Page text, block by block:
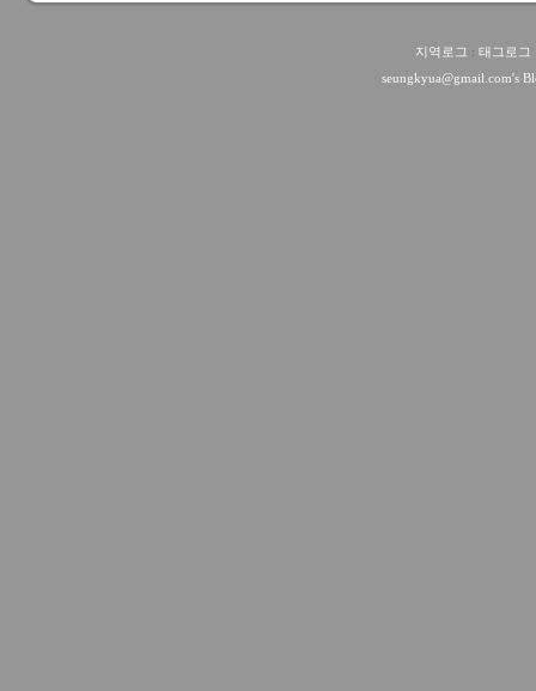
지역로그 : 태그로그
seungkyua@gmail.com's